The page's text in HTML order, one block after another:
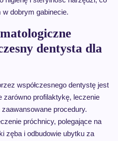
dobrym gabinecie.
dentysta dla
współczesnego dentystę jest
zarówno profilaktykę, leczenie
procedury.
próchnicy, polegające na
zęba i odbudowie ubytku za